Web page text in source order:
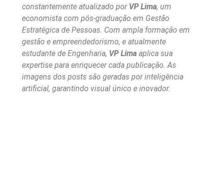
constantemente atualizado por VP Lima, um
economista com pós-graduação em Gestão
Estratégica de Pessoas. Com ampla formação em
gestão e empreendedorismo, e atualmente
estudante de Engenharia, VP Lima aplica sua
expertise para enriquecer cada publicação. As
imagens dos posts são geradas por inteligência
artificial, garantindo visual único e inovador.